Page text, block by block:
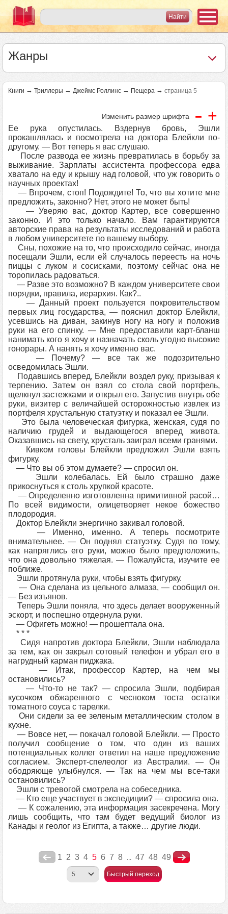
Жанры
Книги → Триллеры → Джеймс Роллинс → Пещера → страница 5
Изменить размер шрифта - +
Ее рука опустилась. Вздернув бровь, Эшли
прокашлялась и посмотрела на доктора Блейкли по-
другому. — Вот теперь я вас слушаю.
После развода ее жизнь превратилась в борьбу за
выживание. Зарплаты ассистента профессора едва
хватало на еду и крышу над головой, что уж говорить о
научных проектах!
— Впрочем, стоп! Подождите! То, что вы хотите мне
предложить, законно? Нет, этого не может быть!
— Уверяю вас, доктор Картер, все совершенно
законно. И это только начало. Вам гарантируются
авторские права на результаты исследований и работа
в любом университете по вашему выбору.
Сны, похожие на то, что происходило сейчас, иногда
посещали Эшли, если ей случалось переесть на ночь
пиццы с луком и сосисками, поэтому сейчас она не
торопилась радоваться.
— Разве это возможно? В каждом университете свои
порядки, правила, иерархия. Как?..
— Данный проект пользуется покровительством
первых лиц государства, — пояснил доктор Блейкли,
усевшись на диван, закинув ногу на ногу и положив
руки на его спинку. — Мне предоставили карт-бланш
нанимать кого я хочу и назначать сколь угодно высокие
гонорары. А нанять я хочу именно вас.
— Почему? — все так же подозрительно
осведомилась Эшли.
Подавшись вперед, Блейкли воздел руку, призывая к
терпению. Затем он взял со стола свой портфель,
щелкнул застежками и открыл его. Запустив внутрь обе
руки, визитер с величайшей осторожностью извлек из
портфеля хрустальную статуэтку и показал ее Эшли.
Это была человеческая фигурка, женская, судя по
наличию грудей и выдающегося вперед живота.
Оказавшись на свету, хрусталь заиграл всеми гранями.
Кивком головы Блейкли предложил Эшли взять
фигурку.
— Что вы об этом думаете? — спросил он.
Эшли колебалась. Ей было страшно даже
прикоснуться к столь хрупкой красоте.
— Определенно изготовленна примитивной расой…
По всей видимости, олицетворяет некое божество
плодородия.
Доктор Блейкли энергично закивал головой.
— Именно, именно. А теперь посмотрите
внимательнее. — Он поднял статуэтку. Судя по тому,
как напряглись его руки, можно было предположить,
что она довольно тяжелая. — Пожалуйста, изучите ее
поближе.
Эшли протянула руки, чтобы взять фигурку.
— Она сделана из цельного алмаза, — сообщил он.
— Без изъянов.
Теперь Эшли поняла, что здесь делает вооруженный
эскорт, и поспешно отдернула руки.
— Офигеть можно! — прошептала она.
* * *
Сидя напротив доктора Блейкли, Эшли наблюдала
за тем, как он закрыл сотовый телефон и убрал его в
нагрудный карман пиджака.
— Итак, профессор Картер, на чем мы
остановились?
— Что-то не так? — спросила Эшли, подбирая
кусочком обжаренного с чесноком тоста остатки
томатного соуса с тарелки.
Они сидели за ее зеленым металлическим столом в
кухне.
— Вовсе нет, — покачал головой Блейкли. — Просто
получил сообщение о том, что один из ваших
потенциальных коллег ответил на наше предложение
согласием. Эксперт-спелеолог из Австралии. — Он
ободряюще улыбнулся. — Так на чем мы все-таки
остановились?
Эшли с тревогой смотрела на собеседника.
— Кто еще участвует в экспедиции? — спросила она.
— К сожалению, эта информация засекречена. Могу
лишь сообщить, что там будет ведущий биолог из
Канады и геолог из Египта, а также… другие люди.
1 2 3 4 5 6 7 8 ... 47 48 49
Быстрый переход